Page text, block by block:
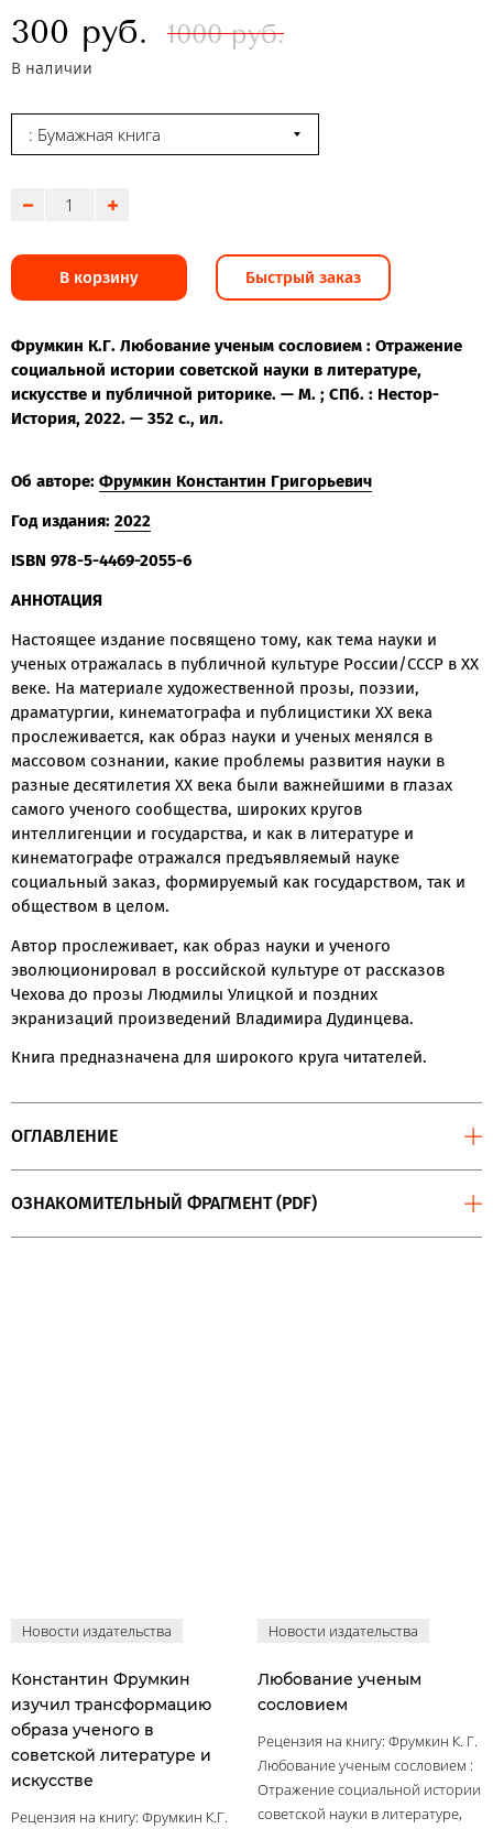
300 руб. 1000 руб.
В наличии
: Бумажная книга
В корзину Быстрый заказ
Фрумкин К.Г. Любование ученым сословием : Отражение
социальной истории советской науки в литературе,
искусстве и публичной риторике. — М. ; СПб. : Нестор-
История, 2022. — 352 с., ил.
Об авторе: Фрумкин Константин Григорьевич
Год издания: 2022
ISBN 978-5-4469-2055-6
АННОТАЦИЯ
Настоящее издание посвящено тому, как тема науки и
ученых отражалась в публичной культуре России/СССР в ХХ
веке. На материале художественной прозы, поэзии,
драматургии, кинематографа и публицистики ХХ века
прослеживается, как образ науки и ученых менялся в
массовом сознании, какие проблемы развития науки в
разные десятилетия ХХ века были важнейшими в глазах
самого ученого сообщества, широких кругов
интеллигенции и государства, и как в литературе и
кинематографе отражался предъявляемый науке
социальный заказ, формируемый как государством, так и
обществом в целом.
Автор прослеживает, как образ науки и ученого
эволюционировал в российской культуре от рассказов
Чехова до прозы Людмилы Улицкой и поздних
экранизаций произведений Владимира Дудинцева.
Книга предназначена для широкого круга читателей.
ОГЛАВЛЕНИЕ
ОЗНАКОМИТЕЛЬНЫЙ ФРАГМЕНТ (PDF)
Новости издательства
Константин Фрумкин
изучил трансформацию
образа ученого в
советской литературе и
искусстве
Рецензия на книгу: Фрумкин К.Г.
Новости издательства
Любование ученым
сословием
Рецензия на книгу: Фрумкин К. Г.
Любование ученым сословием :
Отражение социальной истории
советской науки в литературе,